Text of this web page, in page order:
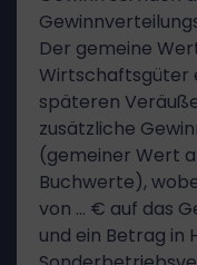
Der gemeine
Wirtschaftsgüter
späteren
zusätzliche
(gemeiner Wert
Buchwerte),
von … € auf das
und ein Betrag in